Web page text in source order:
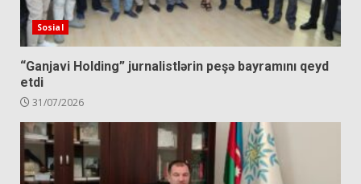
Sosial
“Ganjavi Holding” jurnalistlərin peşə bayramını qeyd
etdi
31/07/2026